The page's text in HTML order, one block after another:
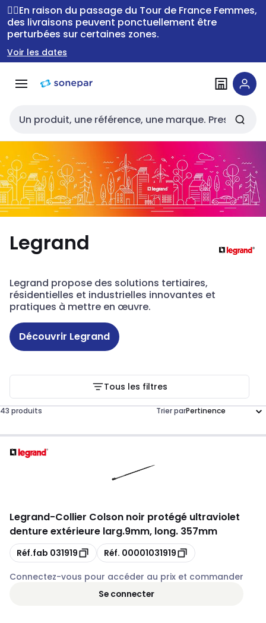
Passer à la
navigation
Passer
au
contenu
🚴‍♂️En raison du passage du Tour de France Femmes,
des livraisons peuvent ponctuellement être
perturbées sur certaines zones.
Voir les dates
Entrée de recherche
Legrand
Legrand propose des solutions tertiaires,
résidentielles et industrielles innovantes et
pratiques à mettre en œuvre.
Découvrir Legrand
Tous les filtres
43 produits Trier par
Legrand-Collier Colson noir protégé ultraviolet
denture extérieure larg.9mm, long. 357mm
Copie
Réf.fab 031919 Copie
Réf. 00001031919
Connectez-vous pour accéder au prix et commander
Se connecter